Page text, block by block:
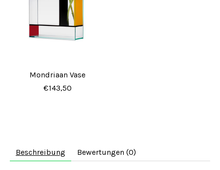
Beschreibung Bewertungen (0)
Mondriaan Vase
€143,50